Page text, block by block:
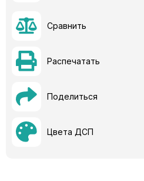
Сравнить
Распечатать
Поделиться
Цвета ДСП